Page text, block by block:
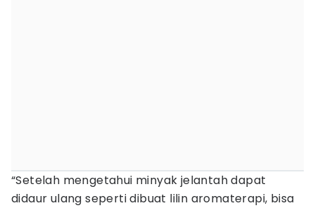
“Setelah mengetahui minyak jelantah dapat
didaur ulang seperti dibuat lilin aromaterapi, bisa